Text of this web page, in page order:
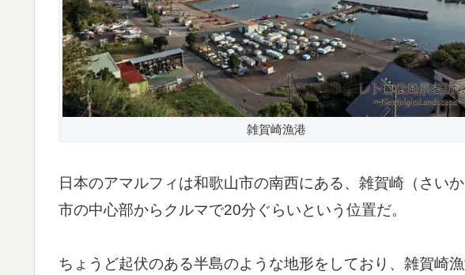
雑賀崎漁港
日本のアマルフィは和歌山市の南西にある、雑賀崎（さい
市の中心部からクルマで20分ぐらいという位置だ。
ちょうど起伏のある半島のような地形をしており、雑賀崎